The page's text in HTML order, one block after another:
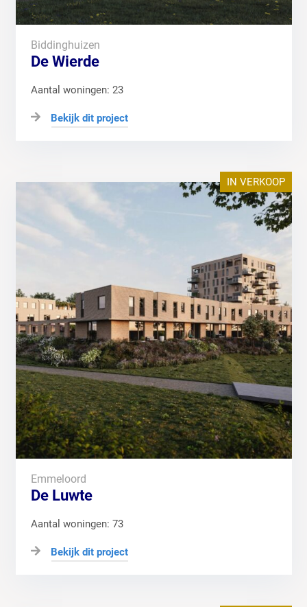
Biddinghuizen
De Wierde
Aantal woningen: 23
Bekijk dit project
IN VERKOOP
Emmeloord
De Luwte
Aantal woningen: 73
Bekijk dit project